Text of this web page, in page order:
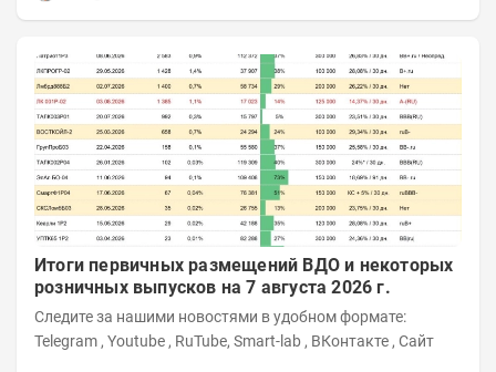
Итоги первичных размещений ВДО и некоторых
розничных выпусков на 7 августа 2026 г.
Следите за нашими новостями в удобном формате:
Telegram , Youtube , RuTube, Smart-lab , ВКонтакте , Сайт